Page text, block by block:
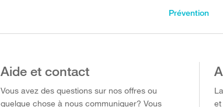
Prévention
Aide et contact
Vous avez des questions sur nos offres ou
quelque chose à nous communiquer? Vous
et